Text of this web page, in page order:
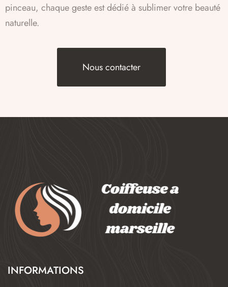
pinceau, chaque geste est dédié à sublimer votre beauté
naturelle.
Nous contacter
INFORMATIONS